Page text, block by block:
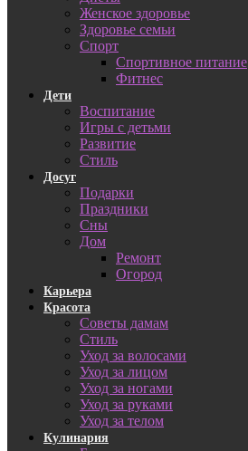
Женское здоровье
Здоровье семьи
Спорт
Спортивное питание
Фитнес
Дети
Воспитание
Игры с детьми
Развитие
Стиль
Досуг
Подарки
Праздники
Сны
Дом
Ремонт
Огород
Карьера
Красота
Советы дамам
Стиль
Уход за волосами
Уход за лицом
Уход за ногами
Уход за руками
Уход за телом
Кулинария